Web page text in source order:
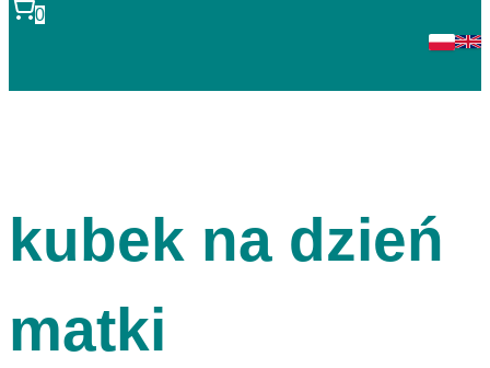
0
kubek na dzień
matki